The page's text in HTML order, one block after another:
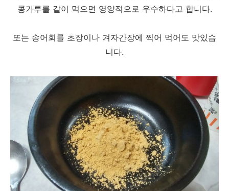
콩가루를 같이 먹으면 영양적으로 우수하다고 합니다.
또는 송어회를 초장이나 겨자간장에 찍어 먹어도 맛있습
니다.